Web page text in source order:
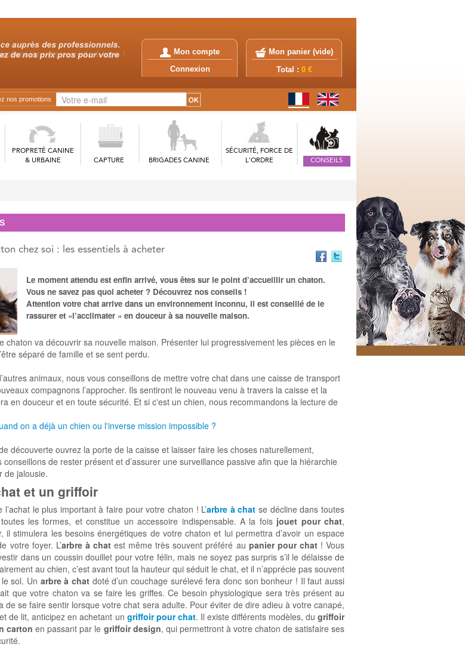
Mon compte
Connexion
Mon panier (vide)
Total : 0 €
nos promotions
PROPRETÉ CANINE
& URBAINE
CAPTURE BRIGADES CANINE
SÉCURITÉ, FORCE DE
L'ORDRE
CONSEILS
chez soi : les essentiels à acheter
Le moment attendu est enfin arrivé, vous êtes sur le point d’accueillir un chaton.
Vous ne savez pas quoi acheter ? Découvrez nos conseils !
Attention votre chat arrive dans un environnement inconnu, il est conseillé de le
rassurer et «l’acclimater » en douceur à sa nouvelle maison.
chaton va découvrir sa nouvelle maison. Présenter lui progressivement les pièces en le
séparé de famille et se sent perdu.
animaux, nous vous conseillons de mettre votre chat dans une caisse de transport
compagnons l’approcher. Ils sentiront le nouveau venu à travers la caisse et la
en douceur et en toute sécurité. Et si c'est un chien, nous recommandons la lecture de
on a déjà un chien ou l'inverse mission impossible ?
découverte ouvrez la porte de la caisse et laisser faire les choses naturellement,
de rester présent et d’assurer une surveillance passive afin que la hiérarchie
de jalousie.
et un griffoir
l’achat le plus important à faire pour votre chaton ! L’arbre à chat se décline dans toutes
les formes, et constitue un accessoire indispensable. A la fois jouet pour chat,
il stimulera les besoins énergétiques de votre chaton et lui permettra d’avoir un espace
votre foyer. L’arbre à chatest même très souvent préféré au panier pour chat ! Vous
dans un coussin douillet pour votre félin, mais ne soyez pas surpris s’il le délaisse de
au chien, c’est avant tout la hauteur qui séduit le chat, et il n’apprécie pas souvent
sol. Un arbre à chat doté d’un couchage surélevé fera donc son bonheur ! Il faut aussi
que votre chaton va se faire les griffes. Ce besoin physiologique sera très présent au
de se faire sentir lorsque votre chat sera adulte. Pour éviter de dire adieu à votre canapé,
de lit, anticipez en achetant un griffoir pour chat. Il existe différents modèles, dugriffoir
carton en passant par le griffoir design, qui permettront à votre chaton de satisfaire ses